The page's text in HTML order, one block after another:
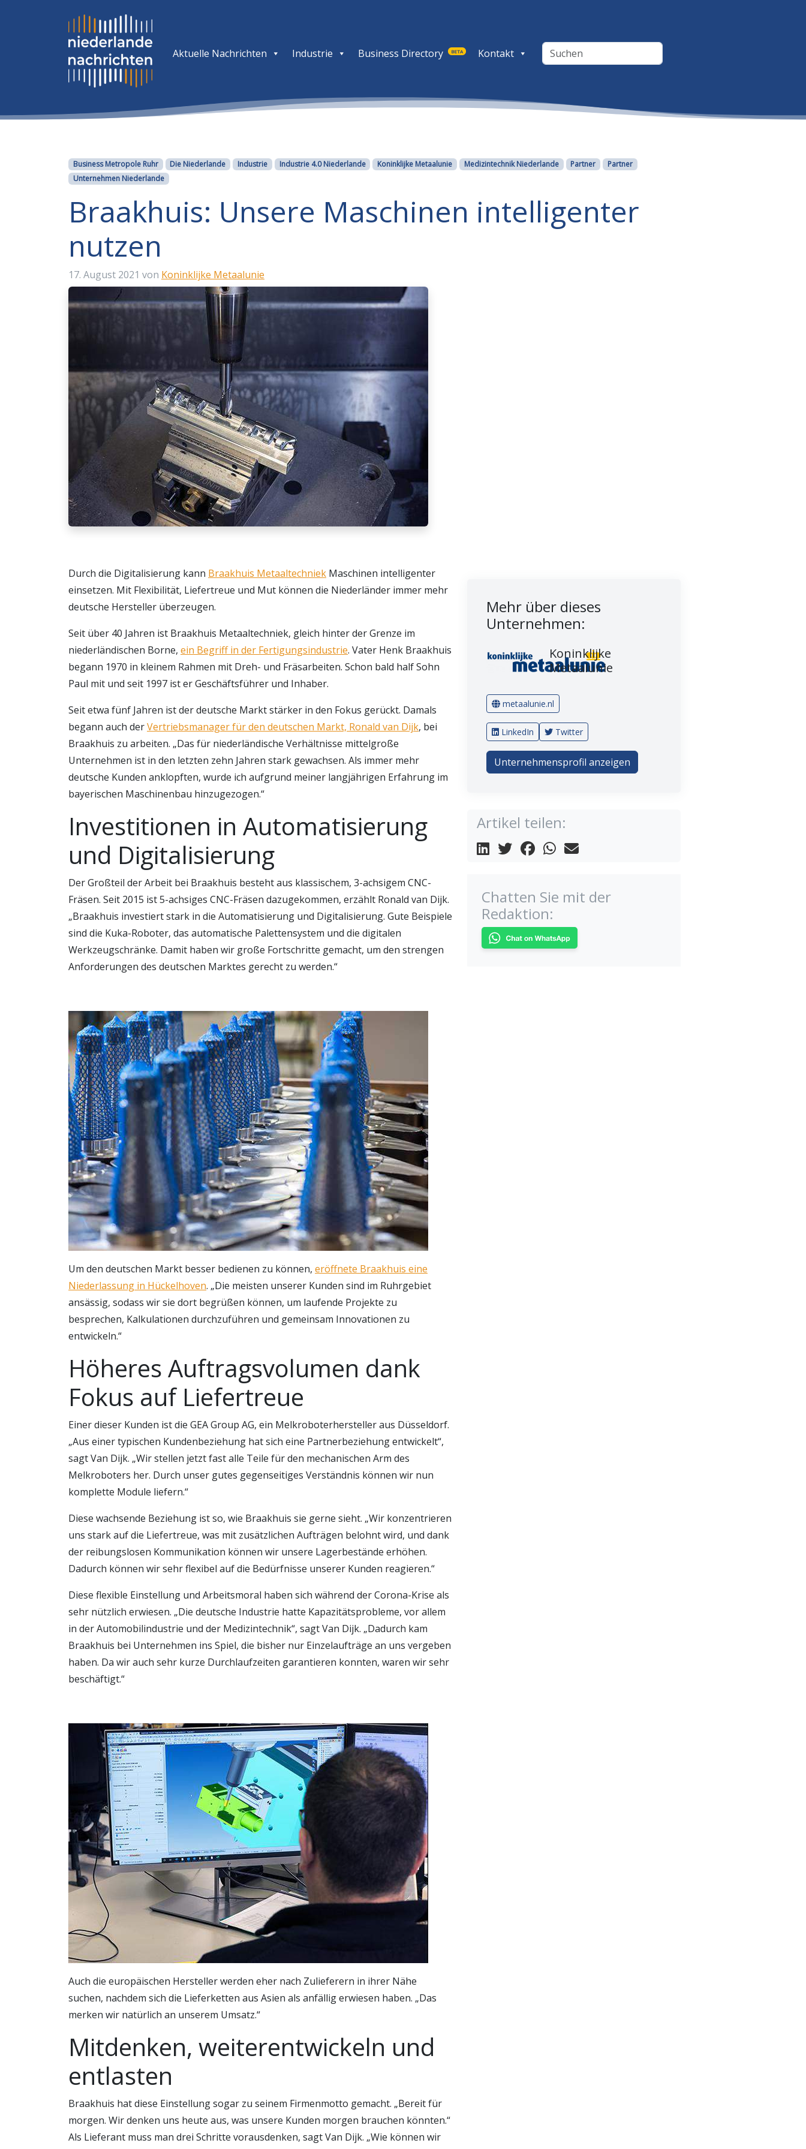
Aktuelle Nachrichten Industrie Business Directory BETA Kontakt
Kategorien
Business Metropole Ruhr Die Niederlande Industrie Industrie 4.0 Niederlande Koninklijke Metaalunie Medizintechnik Niederlande Partner
Partner
Unternehmen Niederlande
Braakhuis: Unsere Maschinen intelligenter
nutzen
17. August 2021 von Koninklijke Metaalunie
Durch die Digitalisierung kann Braakhuis Metaaltechniek Maschinen intelligenter
einsetzen. Mit Flexibilität, Liefertreue und Mut können die Niederländer immer mehr
deutsche Hersteller überzeugen.
Seit über 40 Jahren ist Braakhuis Metaaltechniek, gleich hinter der Grenze im
niederländischen Borne, ein Begriff in der Fertigungsindustrie. Vater Henk Braakhuis
begann 1970 in kleinem Rahmen mit Dreh- und Fräsarbeiten. Schon bald half Sohn
Paul mit und seit 1997 ist er Geschäftsführer und Inhaber.
Seit etwa fünf Jahren ist der deutsche Markt stärker in den Fokus gerückt. Damals
begann auch derVertriebsmanager für den deutschen Markt, Ronald van Dijk, bei
Braakhuis zu arbeiten. „Das für niederländische Verhältnisse mittelgroße
Unternehmen ist in den letzten zehn Jahren stark gewachsen. Als immer mehr
deutsche Kunden anklopften, wurde ich aufgrund meiner langjährigen Erfahrung im
bayerischen Maschinenbau hinzugezogen.“
Investitionen in Automatisierung
und Digitalisierung
Der Großteil der Arbeit bei Braakhuis besteht aus klassischem, 3-achsigem CNC-
Fräsen. Seit 2015 ist 5-achsiges CNC-Fräsen dazugekommen, erzählt Ronald van Dijk.
„Braakhuis investiert stark in die Automatisierung und Digitalisierung. Gute Beispiele
sind die Kuka-Roboter, das automatische Palettensystem und die digitalen
Werkzeugschränke. Damit haben wir große Fortschritte gemacht, um den strengen
Anforderungen des deutschen Marktes gerecht zu werden.“
Um den deutschen Markt besser bedienen zu können, eröffnete Braakhuis eine
Niederlassung in Hückelhoven. „Die meisten unserer Kunden sind im Ruhrgebiet
ansässig, sodass wir sie dort begrüßen können, um laufende Projekte zu
besprechen, Kalkulationen durchzuführen und gemeinsam Innovationen zu
entwickeln.“
Höheres Auftragsvolumen dank
Fokus auf Liefertreue
Einer dieser Kunden ist die GEA Group AG, ein Melkroboterhersteller aus Düsseldorf.
„Aus einer typischen Kundenbeziehung hat sich eine Partnerbeziehung entwickelt“,
sagt Van Dijk. „Wir stellen jetzt fast alle Teile für den mechanischen Arm des
Melkroboters her. Durch unser gutes gegenseitiges Verständnis können wir nun
komplette Module liefern.“
Diese wachsende Beziehung ist so, wie Braakhuis sie gerne sieht. „Wir konzentrieren
uns stark auf die Liefertreue, was mit zusätzlichen Aufträgen belohnt wird, und dank
der reibungslosen Kommunikation können wir unsere Lagerbestände erhöhen.
Dadurch können wir sehr flexibel auf die Bedürfnisse unserer Kunden reagieren.“
Diese flexible Einstellung und Arbeitsmoral haben sich während der Corona-Krise als
sehr nützlich erwiesen. „Die deutsche Industrie hatte Kapazitätsprobleme, vor allem
in der Automobilindustrie und der Medizintechnik“, sagt Van Dijk. „Dadurch kam
Braakhuis bei Unternehmen ins Spiel, die bisher nur Einzelaufträge an uns vergeben
haben. Da wir auch sehr kurze Durchlaufzeiten garantieren konnten, waren wir sehr
beschäftigt.“
Auch die europäischen Hersteller werden eher nach Zulieferern in ihrer Nähe
suchen, nachdem sich die Lieferketten aus Asien als anfällig erwiesen haben. „Das
merken wir natürlich an unserem Umsatz.“
Mitdenken, weiterentwickeln und
entlasten
Braakhuis hat diese Einstellung sogar zu seinem Firmenmotto gemacht. „Bereit für
morgen. Wir denken uns heute aus, was unsere Kunden morgen brauchen könnten.“
Als Lieferant muss man drei Schritte vorausdenken, sagt Van Dijk. „Wie können wir
Mehr über dieses
Unternehmen:
Koninklijke
Metaalunie
metaalunie.nl
LinkedIn Twitter
Unternehmensprofil anzeigen
Artikel teilen:
Chatten Sie mit der
Redaktion: